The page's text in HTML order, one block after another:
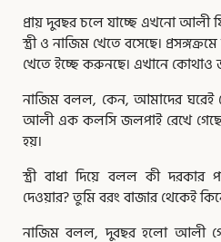
প্রায় দুবছর চলে যাচ্ছে এখনো আলী
স্ত্রী ও নাজিম খেতে বসেছে।
খেতে ইচ্ছে করুনছে। এখানে কোথাও
নাজিম বলল, কেন, আমাদের ঘরেই
আলী এক কলসি জলপাই রেখে
হয়।
স্ত্রী বাধা দিয়ে বলল কী
দেওয়ার? তুমি বরং বাজার থেকেই
নাজিম বলল, দুবছর হলো আলী